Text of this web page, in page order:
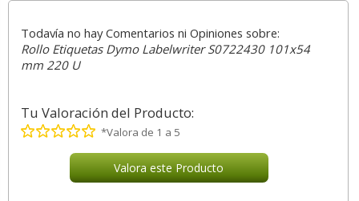
Todavía no hay Comentarios ni Opiniones sobre:
Rollo Etiquetas Dymo Labelwriter S0722430 101x54
mm 220 U
Tu Valoración del Producto:
*Valora de 1 a 5
Valora este Producto